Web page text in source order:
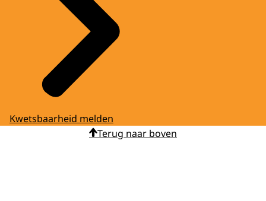
Kwetsbaarheid melden
Terug naar boven